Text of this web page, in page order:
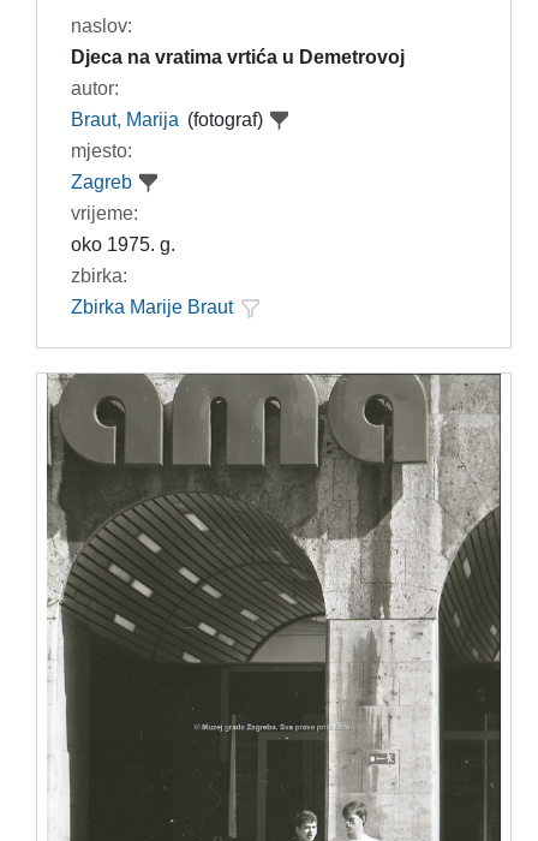
naslov:
Djeca na vratima vrtića u Demetrovoj
autor:
Braut, Marija (fotograf)
mjesto:
Zagreb
vrijeme:
oko 1975. g.
zbirka:
Zbirka Marije Braut